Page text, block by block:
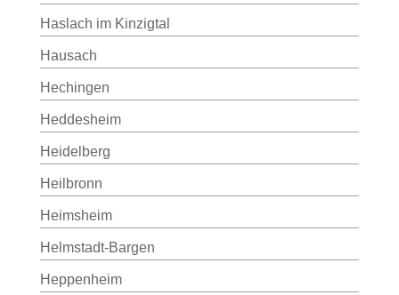
Haslach im Kinzigtal
Hausach
Hechingen
Heddesheim
Heidelberg
Heilbronn
Heimsheim
Helmstadt-Bargen
Heppenheim